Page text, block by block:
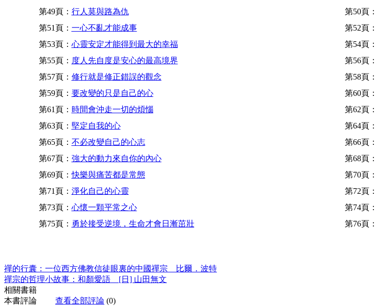
第49頁： 行人莫與路為仇 第50頁：
第51頁： 一心不亂才能成事 第52頁：
第53頁： 心靈安定才能得到最大的幸福 第54頁：
第55頁： 度人先自度是安心的最高境界 第56頁：
第57頁： 修行就是修正錯誤的觀念 第58頁：
第59頁： 要改變的只是自己的心 第60頁：
第61頁： 時間會沖走一切的煩惱 第62頁：
第63頁： 堅定自我的心 第64頁：
第65頁： 不必改變自己的心志 第66頁：
第67頁： 強大的動力來自你的內心 第68頁：
第69頁：快樂與痛苦都是常態 第70頁：
第71頁： 淨化自己的心靈 第72頁：
第73頁： 心懷一顆平常之心 第74頁：
第75頁： 勇於接受逆境，生命才會日漸茁壯 第76頁：
禪的行囊：一位西方佛教信徒眼裏的中國禪宗 比爾．波特
禪宗的哲理小故事：和顏愛語 [日] 山田無文
相關書籍
本書評論
查看全部評論 (0)